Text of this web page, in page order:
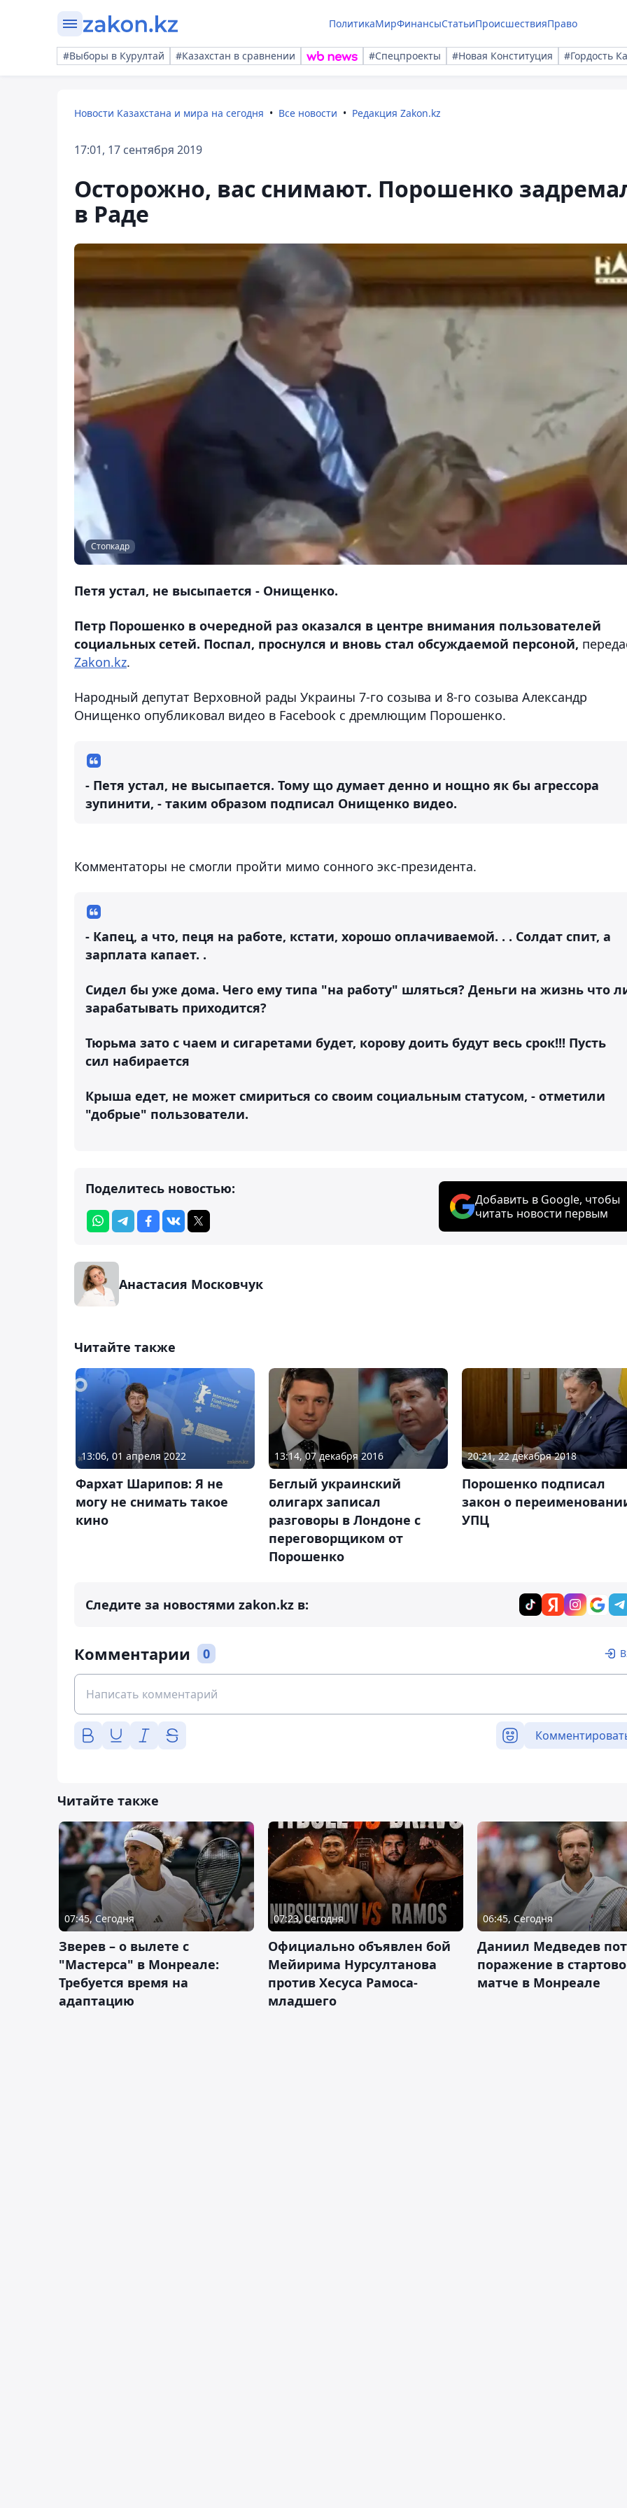
ПолитикаМирФинансыСтатьиПроисшествияПраво
#Выборы в Курултай #Казахстан в сравнении #Спецпроекты #Новая Конституция #Гордость
Новости Казахстана и мира на сегодня Все новости Редакция Zakon.kz
17:01, 17 сентября 2019
Осторожно, вас снимают. Порошенко
в Раде
Стопкадр
Петя устал, не высыпается - Онищенко.
Петр Порошенко в очередной раз оказался в центре внимания пользователей
социальных сетей. Поспал, проснулся и вновь стал обсуждаемой персоной,
Zakon.kz.
Народный депутат Верховной рады Украины 7-го созыва и 8-го созыва Александр
Онищенко опубликовал видео в Facebook с дремлющим Порошенко.
- Петя устал, не высыпается. Тому що думает денно и нощно як бы агрессора
зупинити, - таким образом подписал Онищенко видео.
Комментаторы не смогли пройти мимо сонного экс-президента.
- Капец, а что, пеця на работе, кстати, хорошо оплачиваемой. . . Солдат спит, а
зарплата капает. .
Сидел бы уже дома. Чего ему типа "на работу" шляться? Деньги на жизнь что
зарабатывать приходится?
Тюрьма зато с чаем и сигаретами будет, корову доить будут весь срок!!! Пусть
сил набирается
Крыша едет, не может смириться со своим социальным статусом, - отметили
"добрые" пользователи.
Поделитесь новостью:
Добавить в Google, чтобы
читать новости первым
Анастасия Московчук
Читайте также
13:06, 01 апреля 2022
Фархат Шарипов: Я не
могу не снимать такое
кино
13:14, 07 декабря 2016
Беглый украинский
олигарх записал
разговоры в Лондоне с
переговорщиком от
Порошенко
20:21, 22 декабря 2018
Порошенко подписал
закон о
УПЦ
Следите за новостями zakon.kz в:
Комментарии 0
Читайте также
07:45, Сегодня
Зверев – о вылете с
"Мастерса" в Монреале:
Требуется время на
адаптацию
07:23, Сегодня
Официально объявлен бой
Мейирима Нурсултанова
против Хесуса Рамоса-
младшего
06:45, Сегодня
Даниил Медведев
поражение в
матче в Монреале